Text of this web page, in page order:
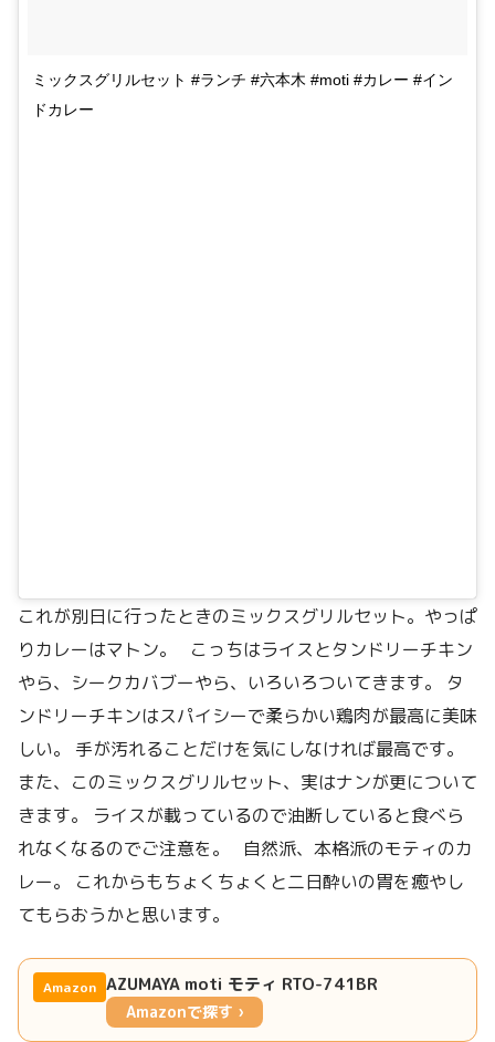
ミックスグリルセット #ランチ #六本木 #moti #カレー #イン
ドカレー
これが別日に行ったときのミックスグリルセット。やっぱ
りカレーはマトン。 こっちはライスとタンドリーチキン
やら、シークカバブーやら、いろいろついてきます。 タ
ンドリーチキンはスパイシーで柔らかい鶏肉が最高に美味
しい。 手が汚れることだけを気にしなければ最高です。
また、このミックスグリルセット、実はナンが更について
きます。 ライスが載っているので油断していると食べら
れなくなるのでご注意を。 自然派、本格派のモティのカ
レー。 これからもちょくちょくと二日酔いの胃を癒やし
てもらおうかと思います。
Amazon AZUMAYA moti モティ RTO-741BR
Amazonで探す ›